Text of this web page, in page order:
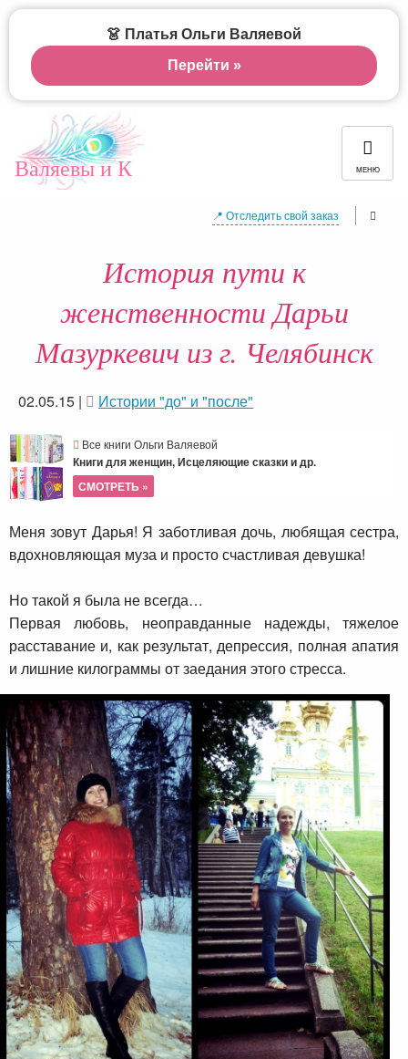
Валяевы и К МЕНЮ
📍 Отследить свой заказ
История пути к
женственности Дарьи
Мазуркевич из г. Челябинск
02.05.15 | Истории "до" и "после"
Все книги Ольги Валяевой
Книги для женщин, Исцеляющие сказки и др.
СМОТРЕТЬ »
Меня зовут Дарья! Я заботливая дочь, любящая сестра,
вдохновляющая муза и просто счастливая девушка!
Но такой я была не всегда…
Первая любовь, неоправданные надежды, тяжелое
расставание и, как результат, депрессия, полная апатия
и лишние килограммы от заедания этого стресса.
👗 Платья Ольги Валяевой
Перейти »